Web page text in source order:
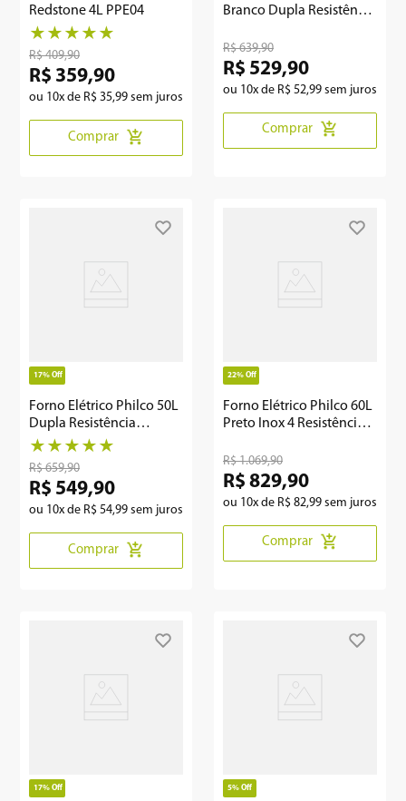
Redstone 4L PPE04
★ ★ ★ ★ ★
R$ 409,90
R$ 359,90
ou 10x de R$ 35,99 sem juros
Comprar
Branco Dupla Resistência
R$ 639,90
R$ 529,90
ou 10x de R$ 52,99 sem juros
Comprar
17% Off
Forno Elétrico Philco 50L
Dupla Resistência
PFE52P
★ ★ ★ ★ ★
R$ 659,90
R$ 549,90
ou 10x de R$ 54,99 sem juros
Comprar
22% Off
Forno Elétrico Philco 60L
Preto Inox 4 Resistências
R$ 1.069,90
R$ 829,90
ou 10x de R$ 82,99 sem juros
Comprar
17% Off 5% Off